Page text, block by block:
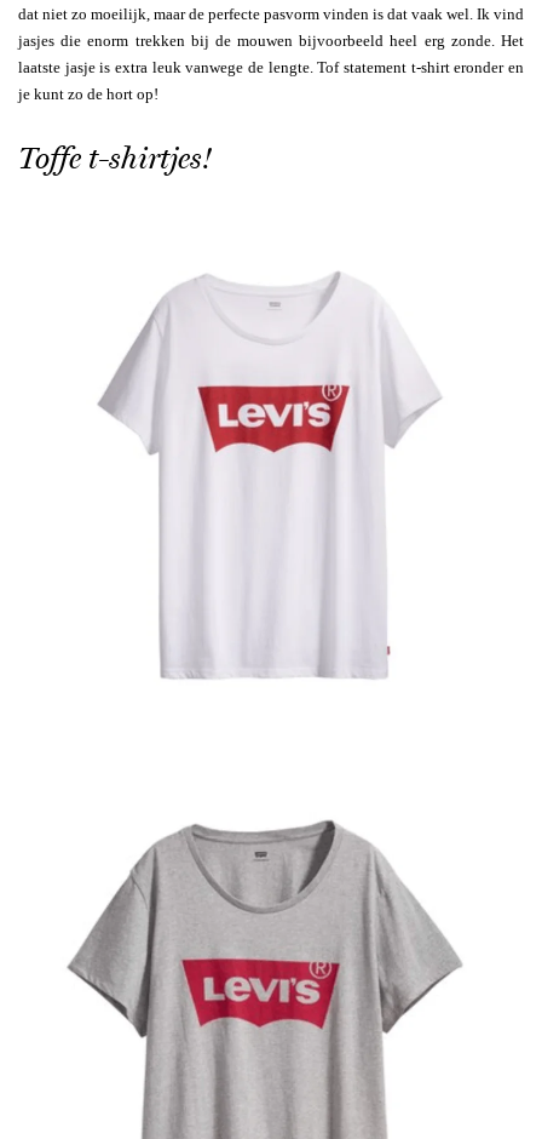
dat niet zo moeilijk, maar de perfecte pasvorm vinden is dat vaak wel. Ik vind
jasjes die enorm trekken bij de mouwen bijvoorbeeld heel erg zonde. Het
laatste jasje is extra leuk vanwege de lengte. Tof statement t-shirt eronder en
je kunt zo de hort op!
Toffe t-shirtjes!